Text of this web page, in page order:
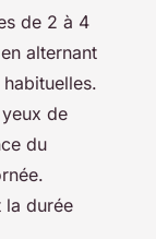
de 2 à 4
alternant
de
du
la durée